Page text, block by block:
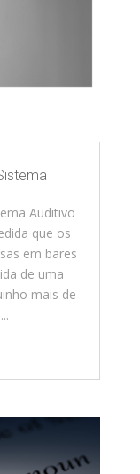
Auditivo
que os
em bares
de uma
mais de